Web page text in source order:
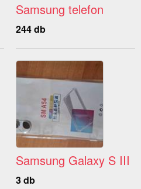
Samsung telefon
244 db
Samsung Galaxy S III
3 db